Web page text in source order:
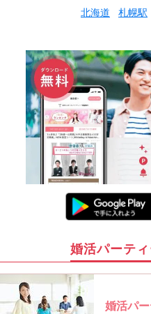
北海道 札幌駅
婚活パーテ
婚活パ